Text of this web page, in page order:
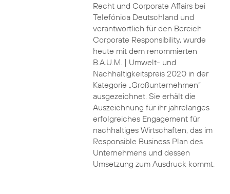
Recht und Corporate Affairs bei
Telefónica Deutschland und
verantwortlich für den Bereich
Corporate Responsibility, wurde
heute mit dem renommierten
B.A.U.M. | Umwelt- und
Nachhaltigkeitspreis 2020 in der
Kategorie „Großunternehmen“
ausgezeichnet. Sie erhält die
Auszeichnung für ihr jahrelanges
erfolgreiches Engagement für
nachhaltiges Wirtschaften, das im
Responsible Business Plan des
Unternehmens und dessen
Umsetzung zum Ausdruck kommt.